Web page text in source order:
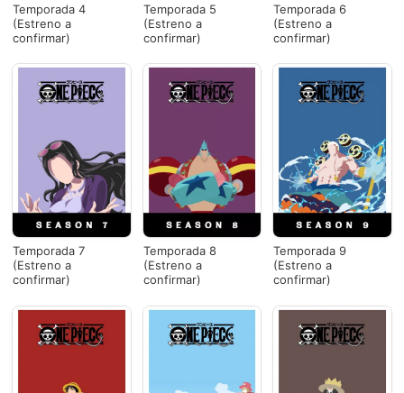
Temporada 4
(Estreno a
confirmar)
Temporada 5
(Estreno a
confirmar)
Temporada 6
(Estreno a
confirmar)
Temporada 7
(Estreno a
confirmar)
Temporada 8
(Estreno a
confirmar)
Temporada 9
(Estreno a
confirmar)